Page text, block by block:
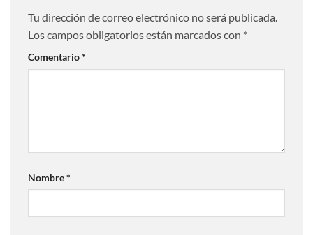
Tu dirección de correo electrónico no será publicada.
Los campos obligatorios están marcados con *
Comentario*
Nombre*